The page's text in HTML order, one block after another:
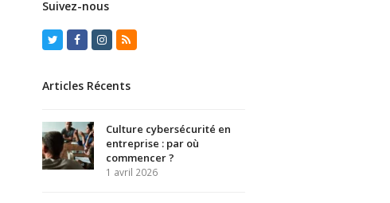
Suivez-nous
TwitterFacebook
Instagram
RSS
Articles Récents
Culture cybersécurité en
entreprise : par où
commencer ?
1 avril 2026